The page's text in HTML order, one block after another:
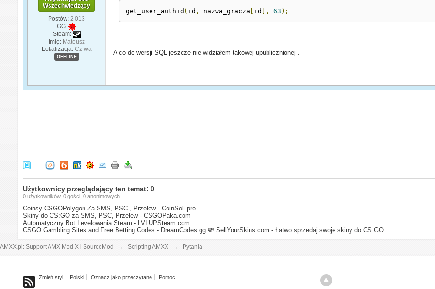
Wszechwiedzący
Postów: 2 013
GG:
Steam:
Imię: Mateusz
Lokalizacja: Cz-wa
OFFLINE
get_user_authid ( id , nazwa_gracza [ id ], 63 );
A co do wersji SQL jeszcze nie widziałem takowej upublicznionej .
Użytkownicy przeglądający ten temat: 0
0 użytkowników, 0 gości, 0 anonimowych
Coinsy CSGOPolygon Za SMS, PSC , Przelew - CoinSell.pro
Skiny do CS:GO za SMS, PSC, Przelew - CSGOPaka.com
Automatyczny Bot Levelowania Steam - LVLUPSteam.com
CSGO Gambling Sites and Free Betting Codes - DreamCodes.gg 💸 SellYourSkins.com - Łatwo sprzedaj swoje skiny do CS:GO
AMXX.pl: Support AMX Mod X i SourceMod → Scripting AMXX → Pytania
Zmień styl Polski Oznacz jako przeczytane Pomoc